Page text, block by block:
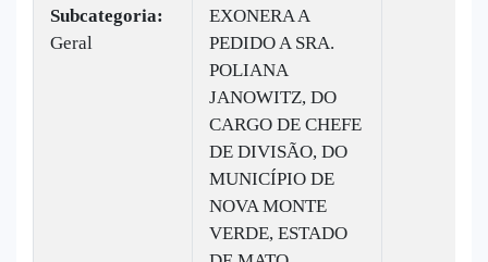
Subcategoria:
Geral
EXONERA A
PEDIDO A SRA.
POLIANA
JANOWITZ, DO
CARGO DE CHEFE
DE DIVISÃO, DO
MUNICÍPIO DE
NOVA MONTE
VERDE, ESTADO